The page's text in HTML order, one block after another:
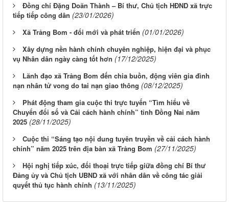
Đồng chí Đặng Doãn Thành – Bí thư, Chủ tịch HĐND xã trực
tiếp tiếp công dân (23/01/2026)
Xã Trảng Bom - đổi mới và phát triển (01/01/2026)
Xây dựng nền hành chính chuyên nghiệp, hiện đại và phục
vụ Nhân dân ngày càng tốt hơn (17/12/2025)
Lãnh đạo xã Trảng Bom đến chia buồn, động viên gia đình
nạn nhân tử vong do tai nạn giao thông (08/12/2025)
Phát động tham gia cuộc thi trực tuyến “Tìm hiểu về
Chuyển đổi số và Cải cách hành chính” tỉnh Đồng Nai năm
2025 (28/11/2025)
Cuộc thi “Sáng tạo nội dung tuyên truyền về cải cách hành
chính” năm 2025 trên địa bàn xã Trảng Bom (27/11/2025)
Hội nghị tiếp xúc, đối thoại trực tiếp giữa đồng chí Bí thư
Đảng ủy và Chủ tịch UBND xã với nhân dân về công tác giải
quyết thủ tục hành chính (13/11/2025)